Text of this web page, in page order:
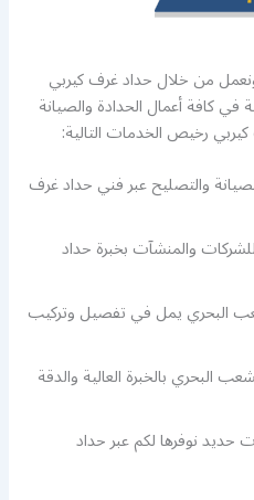
من خلال حداد غرف كيربي
في كافة أعمال الحدادة والصيانة
رخيص الخدمات التالية:
والتصليح عبر فني حداد غرف
والمنشآت بخبرة حداد
البحري يمل في تفصيل وتركيب
البحري بالخبرة العالية والدقة
نوفرها لكم عبر حداد